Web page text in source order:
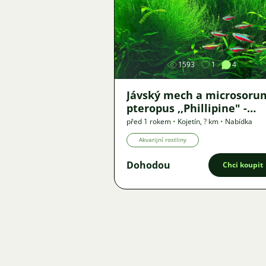
Obrázek
1593 1 4
Jávský mech a
pteropus ,,Phillipine" -
křídlatku
před 1 rokem • Kojetín,? km • Nabídka
Akvarijní rostliny
Dohodou Chci koupit